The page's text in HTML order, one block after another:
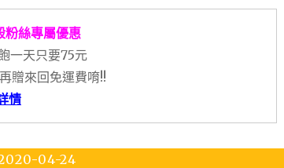
粉絲專屬優惠
一天只要75元
贈來回免運費唷!!
情
04-24